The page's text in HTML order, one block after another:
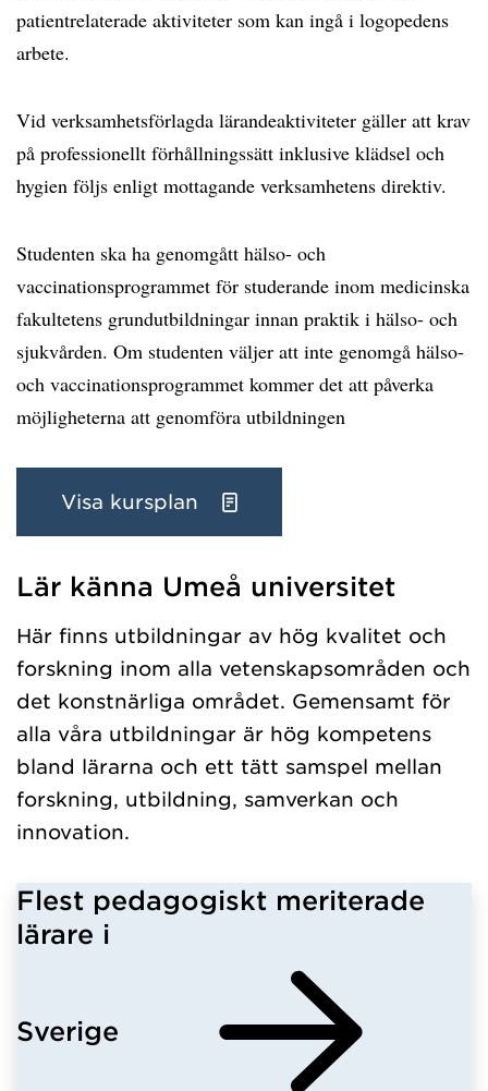
patientrelaterade aktiviteter som kan ingå i logopedens
arbete.
Vid verksamhetsförlagda lärandeaktiviteter gäller att krav
på professionellt förhållningssätt inklusive klädsel och
hygien följs enligt mottagande verksamhetens direktiv.
Studenten ska ha genomgått hälso- och
vaccinationsprogrammet för studerande inom medicinska
fakultetens grundutbildningar innan praktik i hälso- och
sjukvården. Om studenten väljer att inte genomgå hälso-
och vaccinationsprogrammet kommer det att påverka
möjligheterna att genomföra utbildningen
Visa kursplan
Har hämtat kursochkurspaket.
Lär känna Umeå universitet
Här finns utbildningar av hög kvalitet och
forskning inom alla vetenskapsområden och
det konstnärliga området. Gemensamt för
alla våra utbildningar är hög kompetens
bland lärarna och ett tätt samspel mellan
forskning, utbildning, samverkan och
innovation.
Flest pedagogiskt meriterade
lärare i
Sverige